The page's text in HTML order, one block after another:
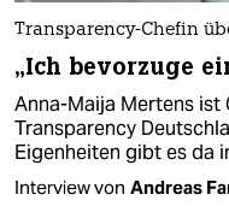
Transparency-Chefin
„Ich bevorzuge
Anna-Maija Mertens ist
Transparency
Eigenheiten gibt es da
Interview von Andreas